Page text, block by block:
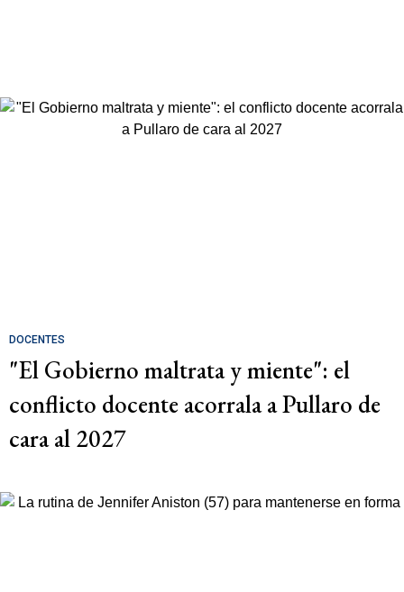
DOCENTES
"El Gobierno maltrata y miente": el
conflicto docente acorrala a Pullaro de
cara al 2027